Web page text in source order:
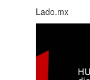
Lado.mx